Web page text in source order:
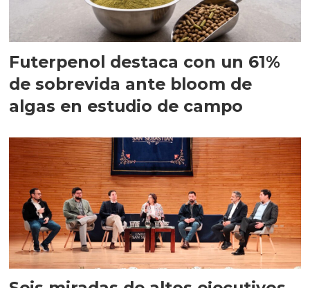
Futerpenol destaca con un 61%
de sobrevida ante bloom de
algas en estudio de campo